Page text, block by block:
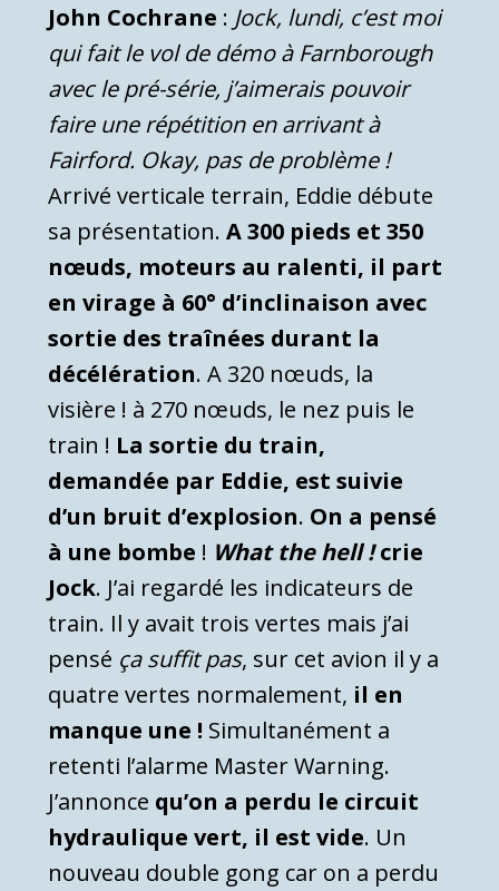
John Cochrane : Jock, lundi, c’est moi
qui fait le vol de démo à Farnborough
avec le pré-série, j’aimerais pouvoir
faire une répétition en arrivant à
Fairford. Okay, pas de problème !
Arrivé verticale terrain, Eddie débute
sa présentation. A 300 pieds et 350
nœuds, moteurs au ralenti, il part
en virage à 60° d’inclinaison avec
sortie des traînées durant la
décélération. A 320 nœuds, la
visière ! à 270 nœuds, le nez puis le
train ! La sortie du train,
demandée par Eddie, est suivie
d’un bruit d’explosion. On a pensé
à une bombe ! What the hell !crie
Jock. J’ai regardé les indicateurs de
train. Il y avait trois vertes mais j’ai
pensé ça suffit pas, sur cet avion il y a
quatre vertes normalement, il en
manque une ! Simultanément a
retenti l’alarme Master Warning.
J’annonce qu’on a perdu le circuit
hydraulique vert, il est vide. Un
nouveau double gong car on a perdu